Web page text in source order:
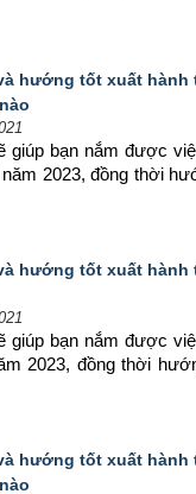
hướng tốt xuất hành
giúp bạn nắm được
2023, đồng thời
hướng tốt xuất hành
giúp bạn nắm được
2023, đồng thời
hướng tốt xuất hành